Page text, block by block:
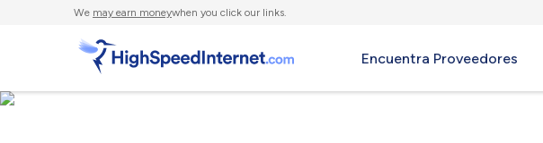
We may earn moneywhen you click our links.
Encuentra Proveedores